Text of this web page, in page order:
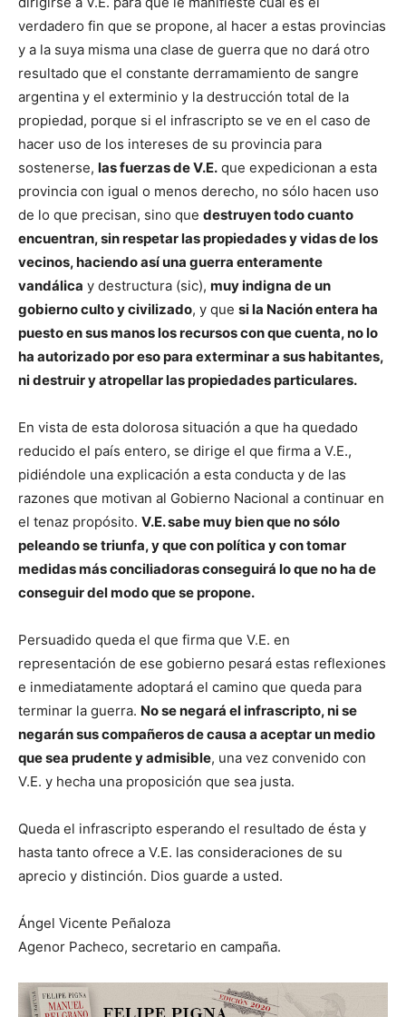
verdadero fin que se propone, al hacer a estas provincias
y a la suya misma una clase de guerra que no dará otro
resultado que el constante derramamiento de sangre
argentina y el exterminio y la destrucción total de la
propiedad, porque si el infrascripto se ve en el caso de
hacer uso de los intereses de su provincia para
sostenerse, las fuerzas de V.E. que expedicionan a esta
provincia con igual o menos derecho, no sólo hacen uso
de lo que precisan, sino que destruyen todo cuanto
encuentran, sin respetar las propiedades y vidas de los
vecinos, haciendo así una guerra enteramente
vandálica y destructura (sic), muy indigna de un
gobierno culto y civilizado, y que si la Nación entera ha
puesto en sus manos los recursos con que cuenta, no lo
ha autorizado por eso para exterminar a sus habitantes,
ni destruir y atropellar las propiedades particulares.
En vista de esta dolorosa situación a que ha quedado
reducido el país entero, se dirige el que firma a V.E.,
pidiéndole una explicación a esta conducta y de las
razones que motivan al Gobierno Nacional a continuar en
el tenaz propósito. V.E. sabe muy bien que no sólo
peleando se triunfa, y que con política y con tomar
medidas más conciliadoras conseguirá lo que no ha de
conseguir del modo que se propone.
Persuadido queda el que firma que V.E. en
representación de ese gobierno pesará estas reflexiones
e inmediatamente adoptará el camino que queda para
terminar la guerra. No se negará el infrascripto, ni se
negarán sus compañeros de causa a aceptar un medio
que sea prudente y admisible, una vez convenido con
V.E. y hecha una proposición que sea justa.
Queda el infrascripto esperando el resultado de ésta y
hasta tanto ofrece a V.E. las consideraciones de su
aprecio y distinción. Dios guarde a usted.
Ángel Vicente Peñaloza
Agenor Pacheco, secretario en campaña.